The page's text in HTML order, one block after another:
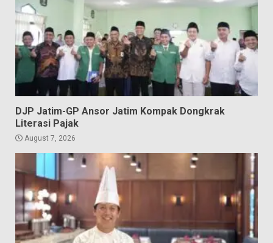
DJP Jatim-GP Ansor Jatim Kompak Dongkrak
Literasi Pajak
August 7, 2026